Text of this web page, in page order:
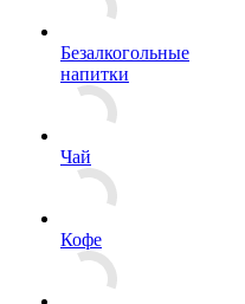
Безалкогольные
напитки
Чай
Кофе